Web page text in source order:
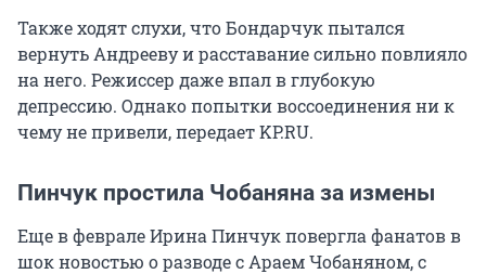
Также ходят слухи, что Бондарчук пытался
вернуть Андрееву и расставание сильно повлияло
на него. Режиссер даже впал в глубокую
депрессию. Однако попытки воссоединения ни к
чему не привели, передает KP.RU.
Пинчук простила Чобаняна за измены
Еще в феврале Ирина Пинчук повергла фанатов в
шок новостью о разводе с Араем Чобаняном, с